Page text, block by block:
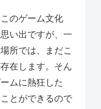
のゲーム文化
い出ですが、一
所では、まだこ
在します。そん
ムに熱狂した
とができるので